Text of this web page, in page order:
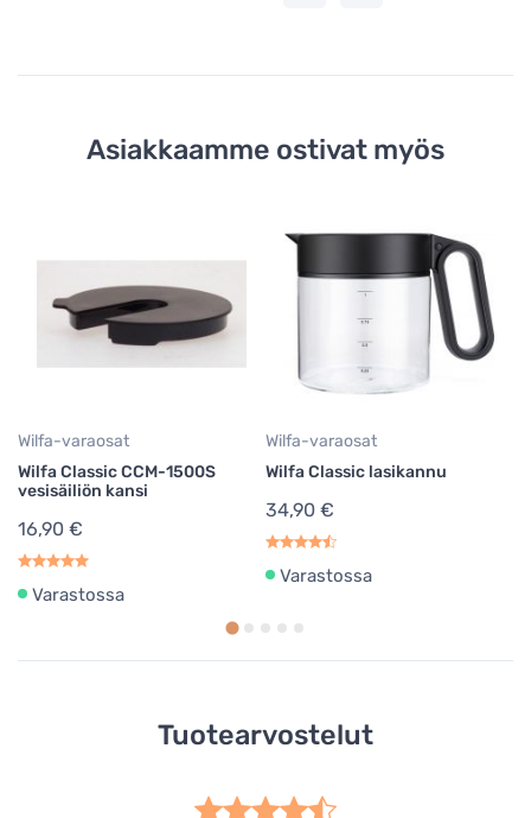
Asiakkaamme ostivat myös
Wilfa-varaosat
Wilfa Classic CCM-1500S
vesisäiliön kansi
16,90 €
Varastossa
Wilfa-varaosat
Wilfa Classic lasikannu
34,90 €
Varastossa
Tuotearvostelut